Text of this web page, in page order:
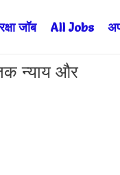
जॉब All Jobs
न्याय और